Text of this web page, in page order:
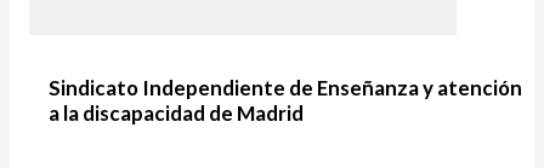
Sindicato Independiente de Enseñanza y atención
a la discapacidad de Madrid